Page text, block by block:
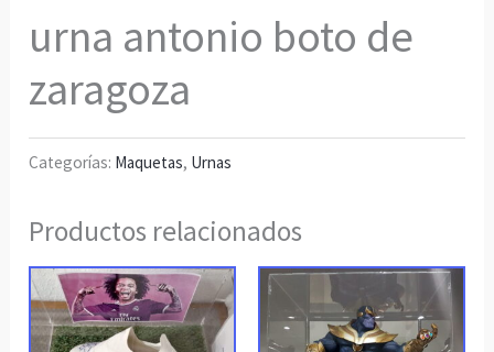
urna antonio boto de
zaragoza
Categorías: Maquetas, Urnas
Productos relacionados